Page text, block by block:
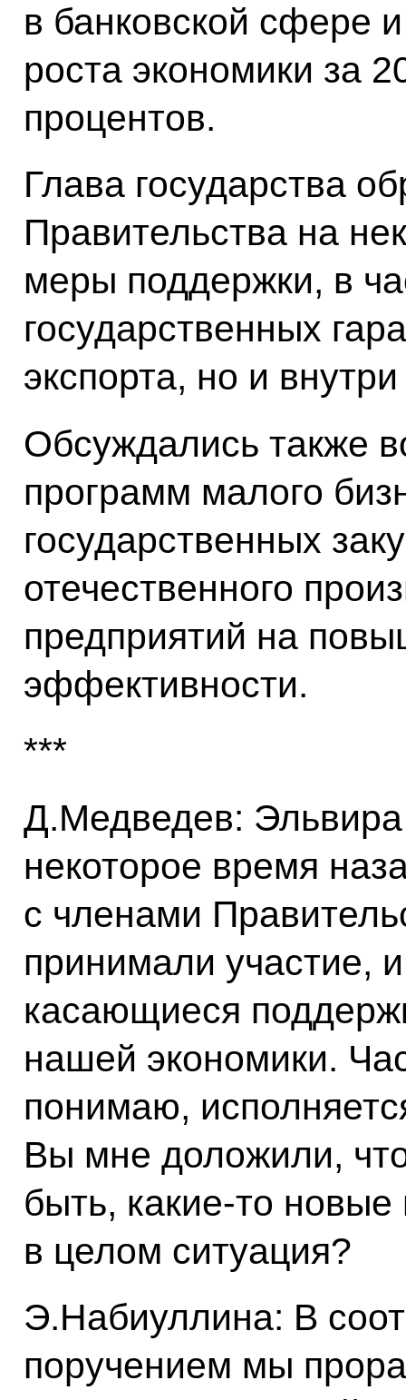
в банковской сфере
роста экономики за
процентов.
Глава государства
Правительства на
меры поддержки, в
государственных
экспорта, но и
Обсуждались также
программ малого
государственных
отечественного
предприятий на
эффективности.
***
Д.Медведев:
некоторое время
с членами
принимали участие,
касающиеся
нашей экономики.
понимаю,
Вы мне доложили,
быть, какие‑то
в целом ситуация?
Э.Набиуллина: В
поручением мы